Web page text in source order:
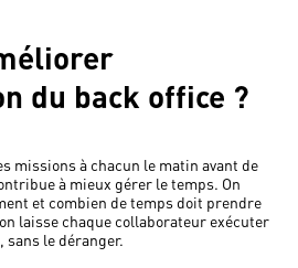
du back office ?
missions à chacun le matin avant de
à mieux gérer le temps. On
et combien de temps doit prendre
laisse chaque collaborateur exécuter
sans le déranger.